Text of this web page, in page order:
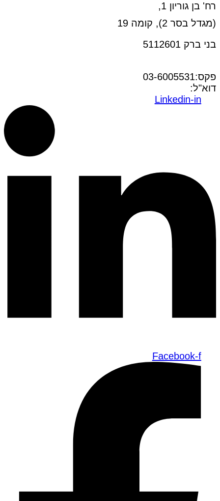
רח' בן גוריון 1,
(מגדל בסר 2), קומה 19
בני ברק 5112601
פקס:03-6005531
דוא"ל:
Linkedin-in
Facebook-f